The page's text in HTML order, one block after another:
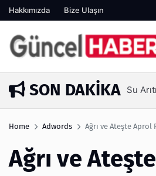
Hakkımızda Bize Ulaşın
SON DAKIKA
1 hafta önce
Home Adwords Ağrı ve Ateşte Aprol
Ağrı ve